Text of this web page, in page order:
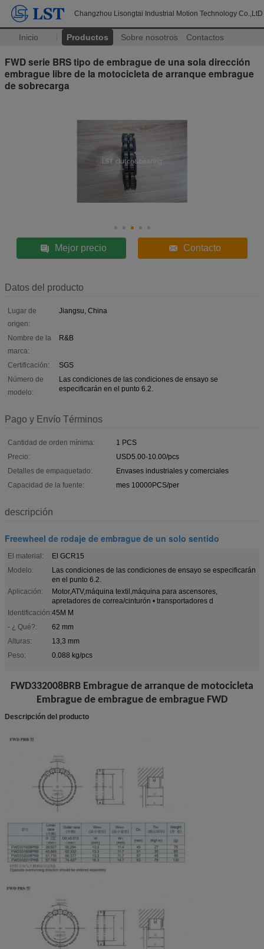
Changzhou Lisongtai Industrial Motion Technology Co.,LtD
Inicio Productos Sobre nosotros Contactos
FWD serie BRS tipo de embrague de una sola dirección
embrague libre de la motocicleta de arranque embrague
de sobrecarga
Mejor precio Contacto
Datos del producto
Lugar de
origen:
Jiangsu, China
Nombre de la
marca:
R&B
Certificación:
SGS
Número de
modelo:
Las condiciones de las condiciones de ensayo se
especificarán en el punto 6.2.
Pago y Envío Términos
Cantidad de orden mínima:
1 PCS
Precio:
USD5.00-10.00/pcs
Detalles de empaquetado:
Envases industriales y comerciales
Capacidad de la fuente:
mes 10000PCS/per
descripción
Freewheel de rodaje de embrague de un solo sentido
El material:
El GCR15
Modelo:
Las condiciones de las condiciones de ensayo se especificarán
en el punto 6.2.
Aplicación:
Motor,ATV,máquina textil,máquina para ascensores,
apretadores de correa/cinturón • transportadores d
Identificación:45M M
- ¿ Qué?:
62 mm
Alturas:
13,3 mm
Peso:
0.088 kg/pcs
FWD332008BRB Embrague de arranque de motocicleta
Embrague de embrague de embrague FWD
Descripción del producto